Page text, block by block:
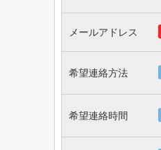
メールアドレス
希望連絡方法
希望連絡時間